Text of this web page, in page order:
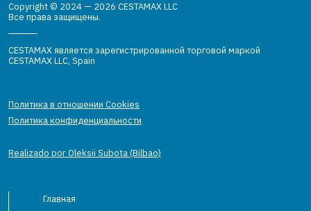
Copyright © 2024 — 2026 CESTAMAX LLC
Все права защищены.
CESTAMAX является зарегистрированной торговой маркой
CESTAMAX LLC, Spain
Политика в отношении Cookies
Политика конфиденциальности
Realizado por Oleksii Subota (Bilbao)
Главная